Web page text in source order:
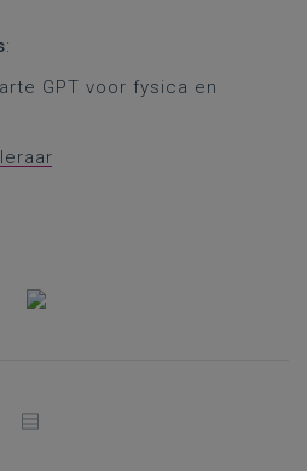
:
GPT voor fysica en